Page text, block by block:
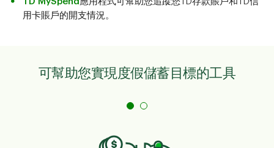
用卡賬戶的開支情況。
可幫助您實現度假儲蓄目標的工具